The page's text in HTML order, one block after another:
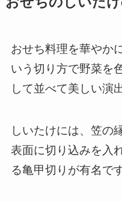
おせち料理を華やか
いう切り方で野菜を
して並べて美しい演
しいたけには、笠の
表面に切り込みを入
る亀甲切りが有名です